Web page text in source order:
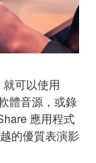
可以使用
體音源，或錄
應用程式
的優質表演影